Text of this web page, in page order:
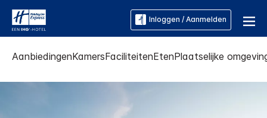
Inloggen / Aanmelden
AanbiedingenKamersFaciliteitenEtenPlaatselijke